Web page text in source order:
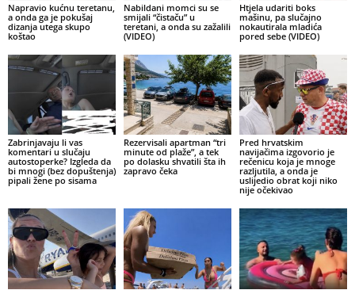
Napravio kućnu teretanu,
a onda ga je pokušaj
dizanja utega skupo
koštao
Nabildani momci su se
smijali “čistaču” u
teretani, a onda su zažalili
(VIDEO)
Htjela udariti boks
mašinu, pa slučajno
nokautirala mladića
pored sebe (VIDEO)
Zabrinjavaju li vas
komentari u slučaju
autostoperke? Izgleda da
bi mnogi (bez dopuštenja)
pipali žene po sisama
Rezervisali apartman “tri
minute od plaže”, a tek
po dolasku shvatili šta ih
zapravo čeka
Pred hrvatskim
navijačima izgovorio je
rečenicu koja je mnoge
razljutila, a onda je
uslijedio obrat koji niko
nije očekivao